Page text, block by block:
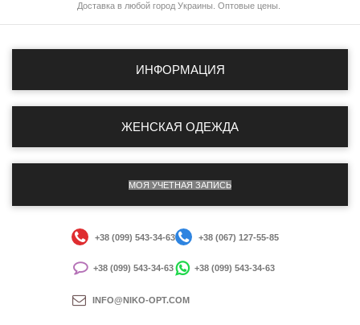
Доставка в любой город Украины. Оптовые цены.
ИНФОРМАЦИЯ
ЖЕНСКАЯ ОДЕЖДА
МОЯ УЧЕТНАЯ ЗАПИСЬ
+38 (099) 543-34-63 +38 (067) 127-55-85
+38 (099) 543-34-63 +38 (099) 543-34-63
INFO@NIKO-OPT.COM